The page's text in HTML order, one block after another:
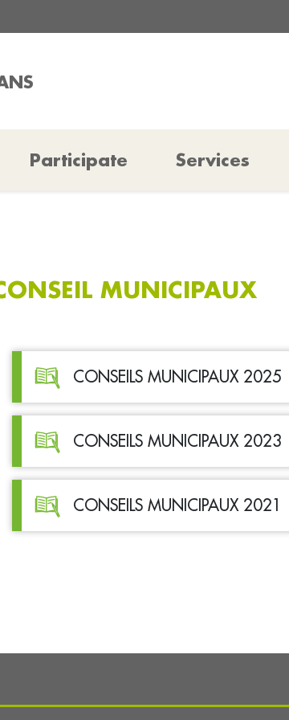
Participate Services
MUNICIPAUX
CONSEILS MUNICIPAUX 2025
CONSEILS MUNICIPAUX 2023
CONSEILS MUNICIPAUX 2021